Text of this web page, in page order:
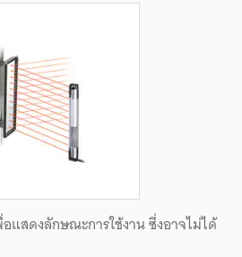
แสดงลักษณะการใช้งาน ซึ่งอาจไม่ได้